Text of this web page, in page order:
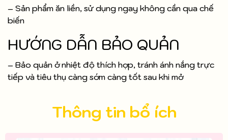
– Sản phẩm ăn liền, sử dụng ngay không cần qua chế
biến
HƯỚNG DẪN BẢO QUẢN
– Bảo quản ở nhiệt độ thích hợp, tránh ánh nắng trực
tiếp và tiêu thụ càng sớm càng tốt sau khi mở
Thông tin bổ ích